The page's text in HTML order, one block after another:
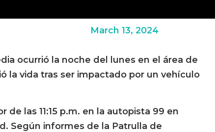
March 13, 2024
ocurrió la noche del lunes en el área de
la vida tras ser impactado por un vehículo
las 11:15 p.m. en la autopista 99 en
Según informes de la Patrulla de